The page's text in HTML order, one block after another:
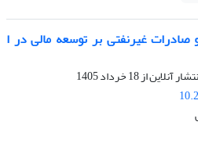
صادرات غیرنفتی بر توسعه مالی در ا
آنلاین از18 خرداد 1405